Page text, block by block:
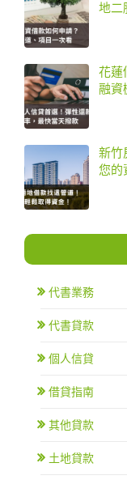
地二
花蓮
融資
新竹
您的
代書業務
代書貸款
個人信貸
借貸指南
其他貸款
土地貸款